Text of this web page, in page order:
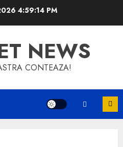
4:59:14 PM
NEWS
CONTEAZA!